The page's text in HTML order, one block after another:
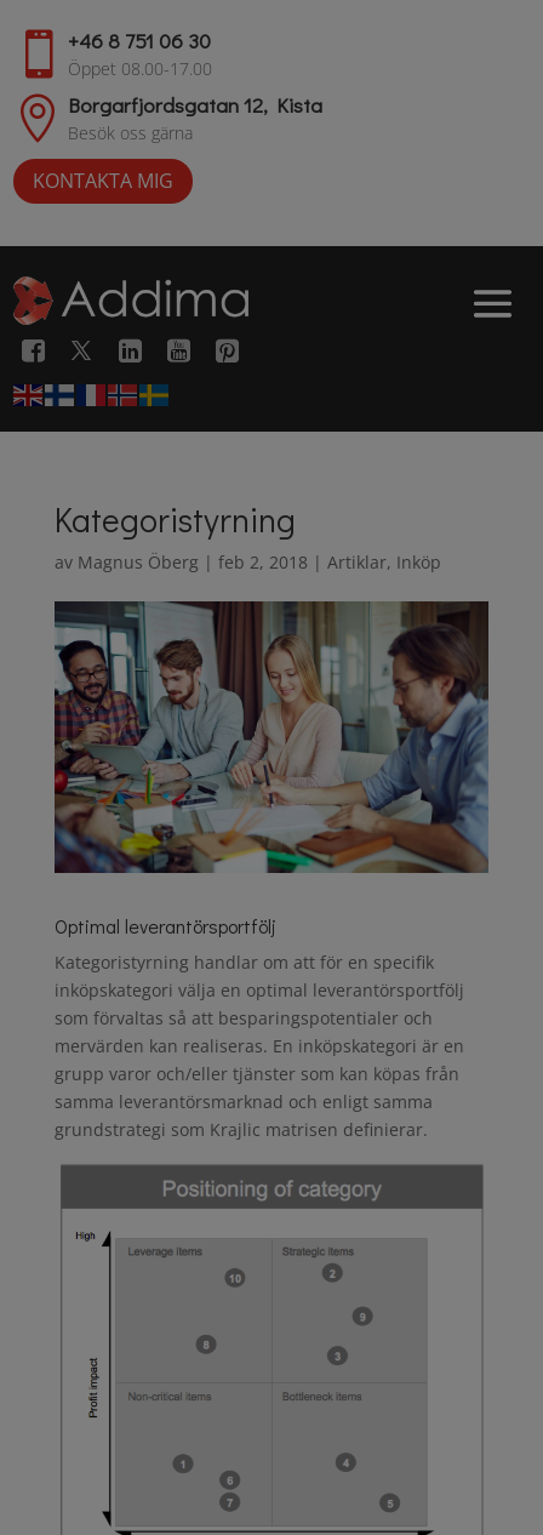
 +46 8 751 06 30
Öppet 08.00-17.00
 Borgarfjordsgatan 12, Kista
Besök oss gärna
KONTAKTA MIG
Kategoristyrning
av Magnus Öberg | feb 2, 2018 | Artiklar, Inköp
Optimal leverantörsportfölj
Kategoristyrning handlar om att för en specifik
inköpskategori välja en optimal leverantörsportfölj
som förvaltas så att besparingspotentialer och
mervärden kan realiseras. En inköpskategori är en
grupp varor och/eller tjänster som kan köpas från
samma leverantörsmarknad och enligt samma
grundstrategi som Krajlic matrisen definierar.